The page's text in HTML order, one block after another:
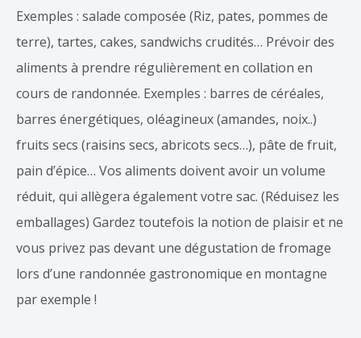
Exemples : salade composée (Riz, pates, pommes de
terre), tartes, cakes, sandwichs crudités… Prévoir des
aliments à prendre régulièrement en collation en
cours de randonnée. Exemples : barres de céréales,
barres énergétiques, oléagineux (amandes, noix..)
fruits secs (raisins secs, abricots secs…), pâte de fruit,
pain d’épice… Vos aliments doivent avoir un volume
réduit, qui allègera également votre sac. (Réduisez les
emballages) Gardez toutefois la notion de plaisir et ne
vous privez pas devant une dégustation de fromage
lors d’une randonnée gastronomique en montagne
par exemple !